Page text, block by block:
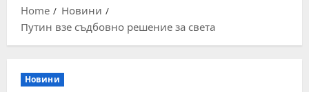
Home
Новини
Путин взе съдбовно решение за света
Новини